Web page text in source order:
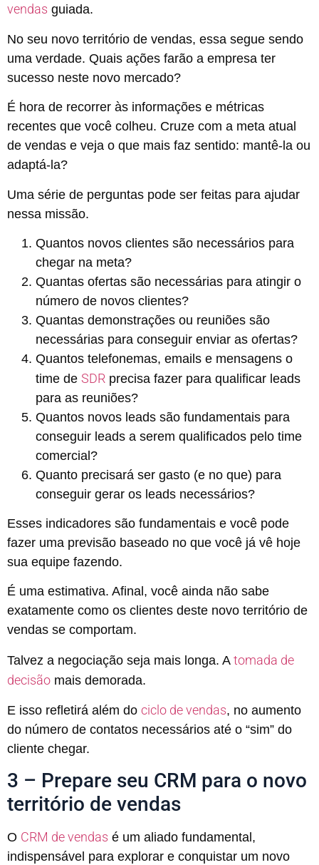
vendas guiada.
No seu novo território de vendas, essa segue sendo
uma verdade. Quais ações farão a empresa ter
sucesso neste novo mercado?
É hora de recorrer às informações e métricas
recentes que você colheu. Cruze com a meta atual
de vendas e veja o que mais faz sentido: mantê-la ou
adaptá-la?
Uma série de perguntas pode ser feitas para ajudar
nessa missão.
Quantos novos clientes são necessários para
chegar na meta?
Quantas ofertas são necessárias para atingir o
número de novos clientes?
Quantas demonstrações ou reuniões são
necessárias para conseguir enviar as ofertas?
Quantos telefonemas, emails e mensagens o
time de SDR precisa fazer para qualificar leads
para as reuniões?
Quantos novos leads são fundamentais para
conseguir leads a serem qualificados pelo time
comercial?
Quanto precisará ser gasto (e no que) para
conseguir gerar os leads necessários?
Esses indicadores são fundamentais e você pode
fazer uma previsão baseado no que você já vê hoje
sua equipe fazendo.
É uma estimativa. Afinal, você ainda não sabe
exatamente como os clientes deste novo território de
vendas se comportam.
Talvez a negociação seja mais longa. A tomada de
decisão mais demorada.
E isso refletirá além do ciclo de vendas, no aumento
do número de contatos necessários até o “sim” do
cliente chegar.
3 – Prepare seu CRM para o novo
território de vendas
O CRM de vendas é um aliado fundamental,
indispensável para explorar e conquistar um novo